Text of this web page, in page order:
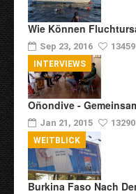
Wie Können
Sep 23, 2016 13459
Oñondive -
Jan 21, 2015 13290
INTERVIEWS
Burkina Faso Nach
WEITBLICK